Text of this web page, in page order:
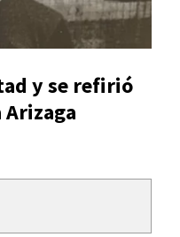
y se refirió
Arizaga